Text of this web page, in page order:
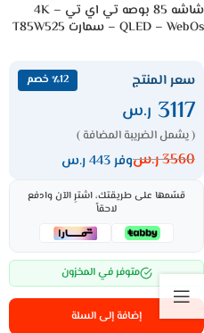
شاشه 85 بوصه تي اي تي 4K –
QLED – WebOs – سمارت T85W525
سعر المنتج ٪12 خصم
3117 ر.س
( يشمل الضريبة المضافة )
3560ر.سوفر 443 ر.س
قسّمها على طريقتك، اشترِ الآن وادفع
لاحقاً
متوفر في المخزون
إضافة إلى السلة